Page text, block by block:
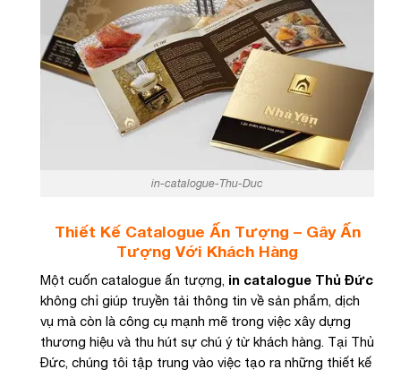
in-catalogue-Thu-Duc
Thiết Kế Catalogue Ấn Tượng – Gây Ấn
Tượng Với Khách Hàng
Một cuốn catalogue ấn tượng, in catalogue Thủ Đức
không chỉ giúp truyền tải thông tin về sản phẩm, dịch
vụ mà còn là công cụ mạnh mẽ trong việc xây dựng
thương hiệu và thu hút sự chú ý từ khách hàng. Tại Thủ
Đức, chúng tôi tập trung vào việc tạo ra những thiết kế